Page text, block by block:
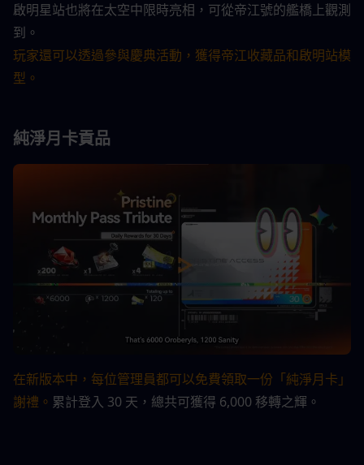
啟明星站也將在太空中限時亮相，可從帝江號的艦橋上觀測
到。
玩家還可以透過參與慶典活動，獲得帝江收藏品和啟明站模
型。
純淨月卡貢品
在新版本中，每位管理員都可以免費領取一份「純淨月卡」
謝禮。 累計登入 30 天，總共可獲得 6,000 移轉之輝。